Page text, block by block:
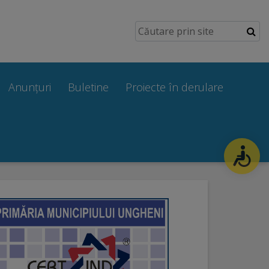
Anunțuri Buletine Proiecte în derulare